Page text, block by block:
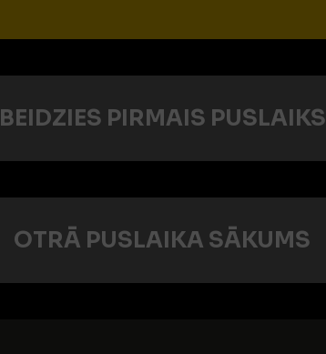
BEIDZIES PIRMAIS PUSLAIKS
OTRĀ PUSLAIKA SĀKUMS